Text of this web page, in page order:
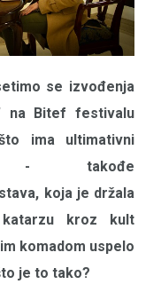
se izvođenja
na Bitef festivalu
ima ultimativni
- takođe
koja je držala
kroz kult
komadom uspelo
je to tako?